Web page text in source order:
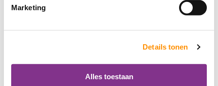
Marketing
Details tonen
Alles toestaan
Diensten
bel ons
033 - 469 23 23
info@leef3.nu